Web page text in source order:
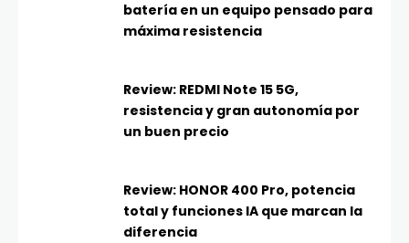
batería en un equipo pensado para
máxima resistencia
Review: REDMI Note 15 5G,
resistencia y gran autonomía por
un buen precio
Review: HONOR 400 Pro, potencia
total y funciones IA que marcan la
diferencia